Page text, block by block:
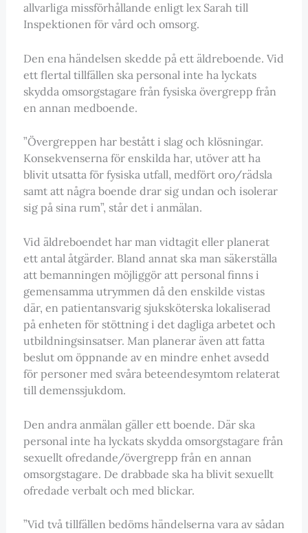
allvarliga missförhållande enligt lex Sarah till
Inspektionen för vård och omsorg.
Den ena händelsen skedde på ett äldreboende. Vid
ett flertal tillfällen ska personal inte ha lyckats
skydda omsorgstagare från fysiska övergrepp från
en annan medboende.
”Övergreppen har bestått i slag och klösningar.
Konsekvenserna för enskilda har, utöver att ha
blivit utsatta för fysiska utfall, medfört oro/rädsla
samt att några boende drar sig undan och isolerar
sig på sina rum”, står det i anmälan.
Vid äldreboendet har man vidtagit eller planerat
ett antal åtgärder. Bland annat ska man säkerställa
att bemanningen möjliggör att personal finns i
gemensamma utrymmen då den enskilde vistas
där, en patientansvarig sjuksköterska lokaliserad
på enheten för stöttning i det dagliga arbetet och
utbildningsinsatser. Man planerar även att fatta
beslut om öppnande av en mindre enhet avsedd
för personer med svåra beteendesymtom relaterat
till demenssjukdom.
Den andra anmälan gäller ett boende. Där ska
personal inte ha lyckats skydda omsorgstagare från
sexuellt ofredande/övergrepp från en annan
omsorgstagare. De drabbade ska ha blivit sexuellt
ofredade verbalt och med blickar.
”Vid två tillfällen bedöms händelserna vara av sådan